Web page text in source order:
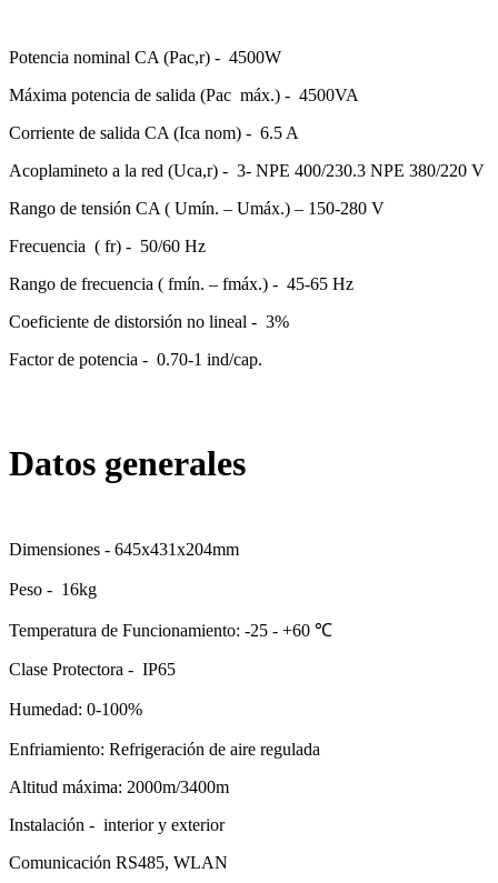
Potencia nominal CA (Pac,r) - 4500W
Máxima potencia de salida (Pac máx.) - 4500VA
Corriente de salida CA (Ica nom) - 6.5 A
Acoplamineto a la red (Uca,r) - 3- NPE 400/230.3 NPE 380/220 V
Rango de tensión CA ( Umín. – Umáx.) – 150-280 V
Frecuencia ( fr) - 50/60 Hz
Rango de frecuencia ( fmín. – fmáx.) - 45-65 Hz
Coeficiente de distorsión no lineal - 3%
Factor de potencia - 0.70-1 ind/cap.
Datos generales
Dimensiones - 645x431x204mm
Peso - 16kg
Temperatura de Funcionamiento: -25 - +60 ℃
Clase Protectora - IP65
Humedad: 0-100%
Enfriamiento: Refrigeración de aire regulada
Altitud máxima: 2000m/3400m
Instalación - interior y exterior
Comunicación RS485, WLAN